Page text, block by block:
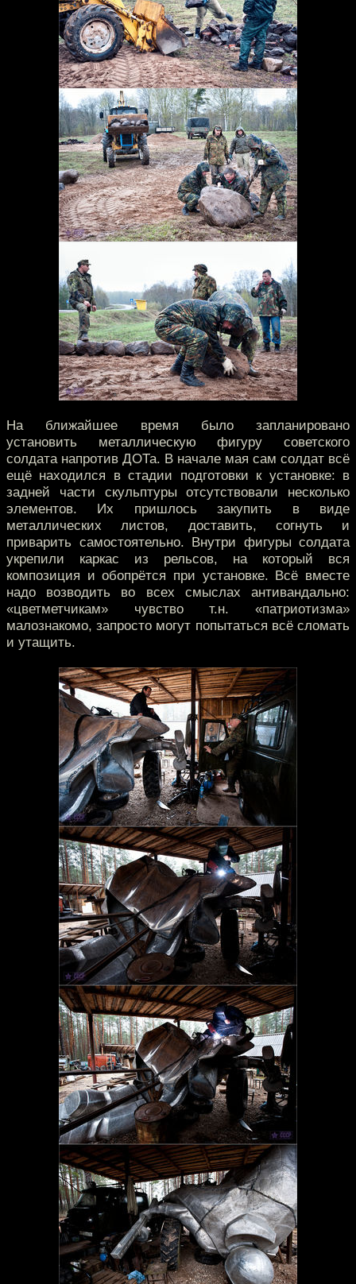
На ближайшее время было запланировано
установить металлическую фигуру советского
солдата напротив ДОТа. В начале мая сам солдат всё
ещё находился в стадии подготовки к установке: в
задней части скульптуры отсутствовали несколько
элементов. Их пришлось закупить в виде
металлических листов, доставить, согнуть и
приварить самостоятельно. Внутри фигуры солдата
укрепили каркас из рельсов, на который вся
композиция и обопрётся при установке. Всё вместе
надо возводить во всех смыслах антивандально:
«цветметчикам» чувство т.н. «патриотизма»
малознакомо, запросто могут попытаться всё сломать
и утащить.